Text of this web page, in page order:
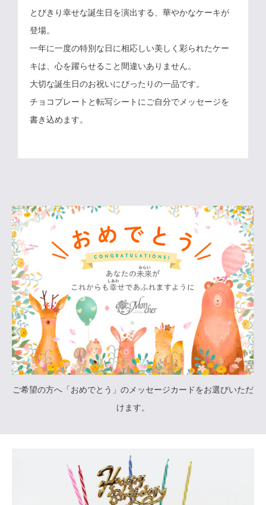
とびきり幸せな誕生日を演出する、華やかなケーキが
登場。
一年に一度の特別な日に相応しい美しく彩られたケー
キは、心を躍らせること間違いありません。
大切な誕生日のお祝いにぴったりの一品です。
チョコプレートと転写シートにご自分でメッセージを
書き込めます。
ご希望の方へ「おめでとう」のメッセージカードをお選びいただ
けます。